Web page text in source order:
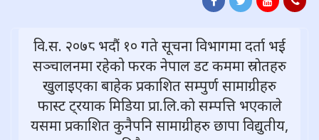
वि.स. २०७८ भदौं १० गते सूचना विभागमा दर्ता भई
सञ्चालनमा रहेको फरक नेपाल डट कममा स्राेतहरु
खुलाइएका बाहेक प्रकाशित सम्पुर्ण सामाग्रीहरु
फास्ट ट्रयाक मिडिया प्रा.लि.काे सम्पत्ति भएकाले
यसमा प्रकाशित कुनैपनि सामाग्रीहरु छापा विद्युतीय,